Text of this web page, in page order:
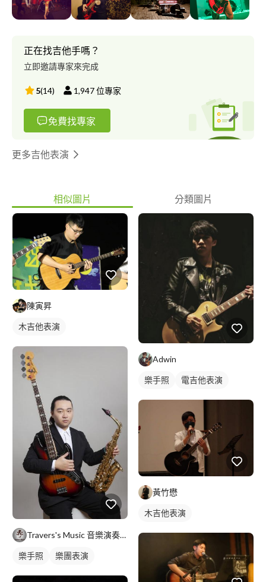
樂製作、音響租任)
正在找吉他手嗎？
立即邀請專家來完成
5(14) 1,947位專家
免費找專家
更多吉他表演
相似圖片 分類圖片
陳寅昇
木吉他表演
Travers's Music 音樂演奏教學
樂手照 樂團表演
Adwin
樂手照 電吉他表演
黃竹懋
木吉他表演